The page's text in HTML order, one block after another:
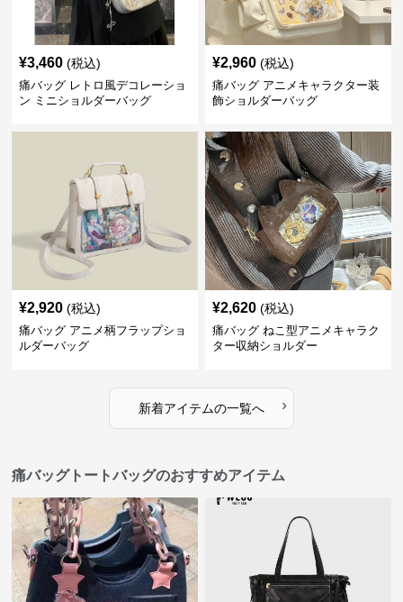
¥3,460 (税込)
痛バッグ レトロ風デコレーショ
ン ミニショルダーバッグ
¥2,960 (税込)
痛バッグ アニメキャラクター装
飾ショルダーバッグ
¥2,920 (税込)
痛バッグ アニメ柄フラップショ
ルダーバッグ
¥2,620 (税込)
痛バッグ ねこ型アニメキャラク
ター収納ショルダー
新着アイテムの一覧へ ›
痛バッグトートバッグのおすすめアイテム